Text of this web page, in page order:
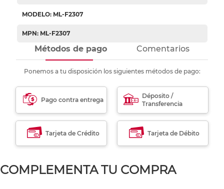
MODELO: ML-F2307
MPN: ML-F2307
Métodos de pago Comentarios
Ponemos a tu disposición los siguientes métodos de pago:
Pago contra entrega
Déposito /
Transferencia
Tarjeta de Crédito Tarjeta de Débito
COMPLEMENTA TU COMPRA